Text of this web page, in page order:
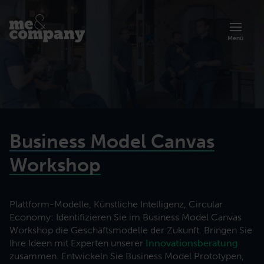
Menü
Organisationsberatung
Übersicht zur Akademie
Lernen Sie die Trainings und Programme der Me & Company Akademie
Artikel
Prinzipien, Methoden und Erfolgsgeschichten agiler Arbeit.
Über uns
Lerne mehr über unsere agile Art der Zusammenarbeit.
Business Model Canvas
Workshop
Plattform-Modelle, Künstliche Intelligenz, Circular
Economy: Identifizieren Sie im Business Model Canvas
Workshop die Geschäftsmodelle der Zukunft. Bringen Sie
Ihre Ideen mit Experten unserer Innovationsberatung
zusammen. Entwickeln Sie Business Model Prototypen,